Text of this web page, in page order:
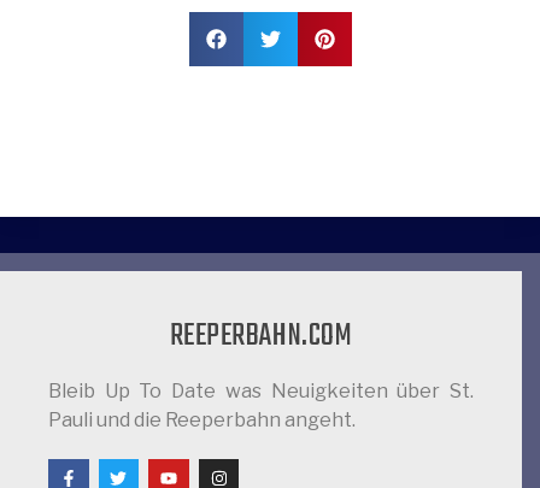
REEPERBAHN.COM
Bleib Up To Date was Neuigkeiten über St.
Pauli und die Reeperbahn angeht.